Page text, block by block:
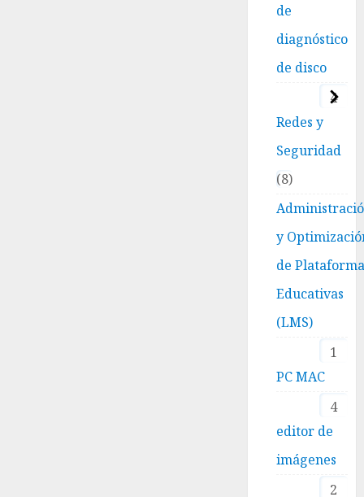
de
diagnóstico
de disco
4
Redes y
Seguridad
8
y
de
Educativas
(LMS)
1
PC MAC
4
editor de
imágenes
2